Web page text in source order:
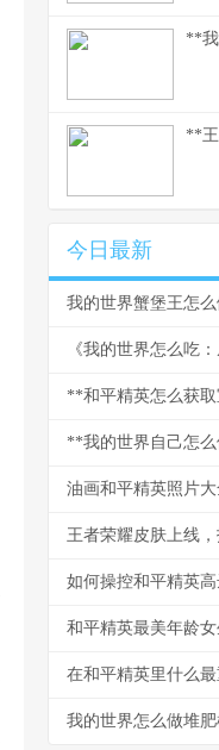
**
**
今日最新
我的世界蟹堡王怎
《我的世界怎么吃
**和平精英怎么获
油画和平精英照片
王者荣耀皮肤上线
和平精英最美年龄
我的世界怎么做堆